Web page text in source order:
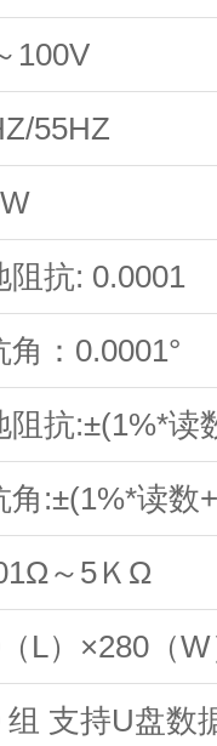
100V
55HZ
阻抗: 0.0001
角：0.0001°
阻抗:±(1%*读
角:±(1%*读数
～5ＫΩ
L）×280（
组 支持U盘数